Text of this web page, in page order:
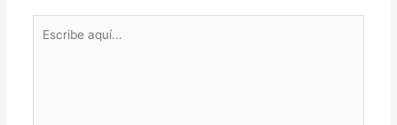
aquí...